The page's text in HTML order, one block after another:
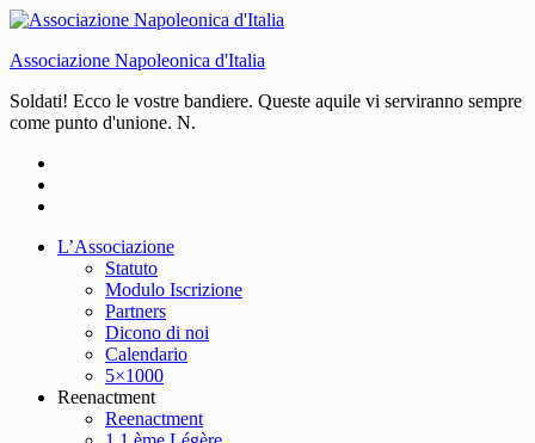
Associazione Napoleonica d'Italia
Soldati! Ecco le vostre bandiere. Queste aquile vi serviranno sempre
come punto d'unione. N.
L’Associazione
Statuto
Modulo Iscrizione
Partners
Dicono di noi
Calendario
5×1000
Reenactment
Reenactment